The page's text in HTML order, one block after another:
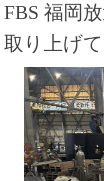
FBS 福岡
取り上げ